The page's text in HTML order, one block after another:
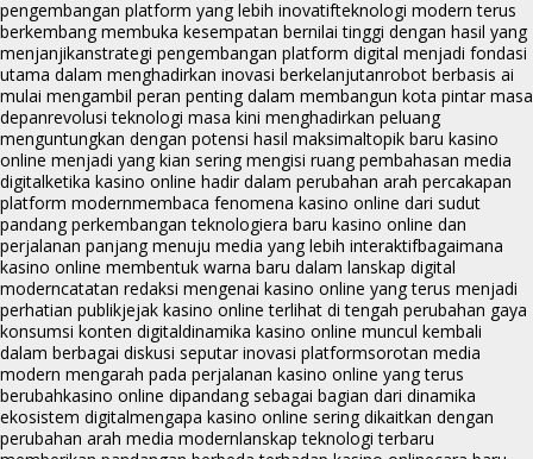
pengembangan platform yang lebih inovatifteknologi modern terus
berkembang membuka kesempatan bernilai tinggi dengan hasil yang
menjanjikanstrategi pengembangan platform digital menjadi fondasi
utama dalam menghadirkan inovasi berkelanjutanrobot berbasis ai
mulai mengambil peran penting dalam membangun kota pintar masa
depanrevolusi teknologi masa kini menghadirkan peluang
menguntungkan dengan potensi hasil maksimaltopik baru kasino
online menjadi yang kian sering mengisi ruang pembahasan media
digitalketika kasino online hadir dalam perubahan arah percakapan
platform modernmembaca fenomena kasino online dari sudut
pandang perkembangan teknologiera baru kasino online dan
perjalanan panjang menuju media yang lebih interaktifbagaimana
kasino online membentuk warna baru dalam lanskap digital
moderncatatan redaksi mengenai kasino online yang terus menjadi
perhatian publikjejak kasino online terlihat di tengah perubahan gaya
konsumsi konten digitaldinamika kasino online muncul kembali
dalam berbagai diskusi seputar inovasi platformsorotan media
modern mengarah pada perjalanan kasino online yang terus
berubahkasino online dipandang sebagai bagian dari dinamika
ekosistem digitalmengapa kasino online sering dikaitkan dengan
perubahan arah media modernlanskap teknologi terbaru